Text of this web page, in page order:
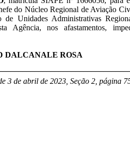
do Núcleo Regional de Aviação
Unidades Administrativas
Agência, nos afastamentos,
DALCANALE ROSA
3 de abril de 2023, Seção 2, página